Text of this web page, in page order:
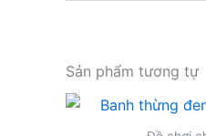
Sản phẩm tương tự